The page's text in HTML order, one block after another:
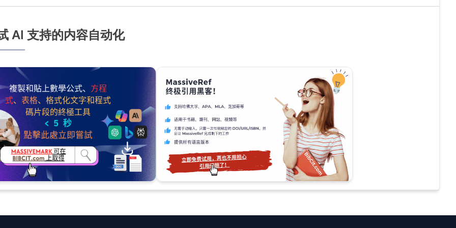
AI 支持的内容自动化